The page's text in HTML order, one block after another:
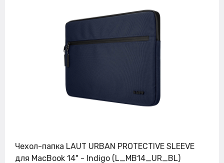
Чехол-папка LAUT URBAN PROTECTIVE SLEEVE
для MacBook 14" - Indigo (L_MB14_UR_BL)